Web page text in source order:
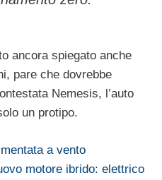
ancora spiegato anche
pare che dovrebbe
Nemesis, l’auto
un protipo.
a vento
motore ibrido: elettrico